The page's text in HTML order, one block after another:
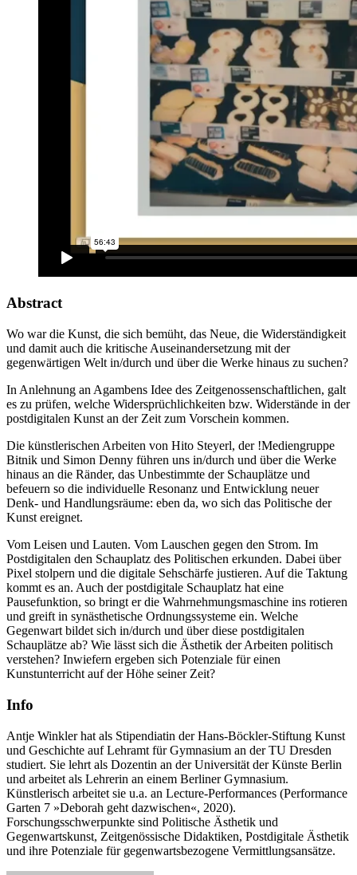
Abstract
Wo war die Kunst, die sich bemüht, das Neue, die Widerständigkeit
und damit auch die kritische Auseinandersetzung mit der
gegenwärtigen Welt in/durch und über die Werke hinaus zu suchen?
In Anlehnung an Agambens Idee des Zeitgenossenschaftlichen, galt
es zu prüfen, welche Widersprüchlichkeiten bzw. Widerstände in der
postdigitalen Kunst an der Zeit zum Vorschein kommen.
Die künstlerischen Arbeiten von Hito Steyerl, der !Mediengruppe
Bitnik und Simon Denny führen uns in/durch und über die Werke
hinaus an die Ränder, das Unbestimmte der Schauplätze und
befeuern so die individuelle Resonanz und Entwicklung neuer
Denk- und Handlungsräume: eben da, wo sich das Politische der
Kunst ereignet.
Vom Leisen und Lauten. Vom Lauschen gegen den Strom. Im
Postdigitalen den Schauplatz des Politischen erkunden. Dabei über
Pixel stolpern und die digitale Sehschärfe justieren. Auf die Taktung
kommt es an. Auch der postdigitale Schauplatz hat eine
Pausefunktion, so bringt er die Wahrnehmungsmaschine ins rotieren
und greift in synästhetische Ordnungssysteme ein. Welche
Gegenwart bildet sich in/durch und über diese postdigitalen
Schauplätze ab? Wie lässt sich die Ästhetik der Arbeiten politisch
verstehen? Inwiefern ergeben sich Potenziale für einen
Kunstunterricht auf der Höhe seiner Zeit?
Info
Antje Winkler hat als Stipendiatin der Hans-Böckler-Stiftung Kunst
und Geschichte auf Lehramt für Gymnasium an der TU Dresden
studiert. Sie lehrt als Dozentin an der Universität der Künste Berlin
und arbeitet als Lehrerin an einem Berliner Gymnasium.
Künstlerisch arbeitet sie u.a. an Lecture-Performances (Performance
Garten 7 »Deborah geht dazwischen«, 2020).
Forschungsschwerpunkte sind Politische Ästhetik und
Gegenwartskunst, Zeitgenössische Didaktiken, Postdigitale Ästhetik
und ihre Potenziale für gegenwartsbezogene Vermittlungsansätze.